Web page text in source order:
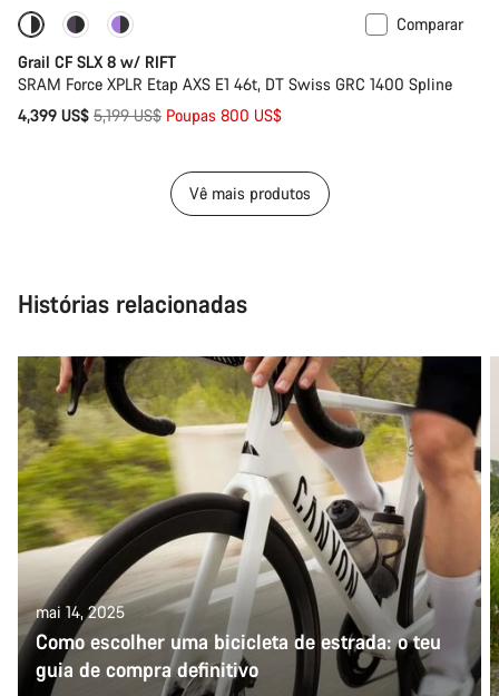
-15% Suspensão
Comparar
Grail CF SLX 8 w/ RIFT
SRAM Force XPLR Etap AXS E1 46t, DT Swiss GRC 1400 Spline
4,399 US$ Preço
5,199 US$ Poupas 800 US$
Vê mais produtos
Histórias relacionadas
mai 14, 2025
Como escolher uma bicicleta de estrada: o teu
guia de compra definitivo